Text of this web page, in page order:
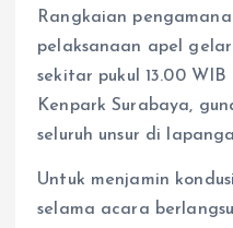
Rangkaian
pelaksanaan apel
sekitar pukul 13.00
Kenpark Surabaya,
seluruh unsur di
Untuk menjamin
selama acara